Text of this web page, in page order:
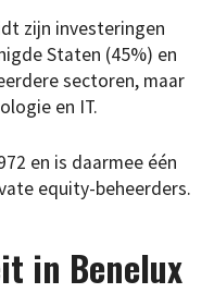
zijn investeringen
Staten (45%) en
sectoren, maar
en IT.
en is daarmee één
equity-beheerders.
in Benelux